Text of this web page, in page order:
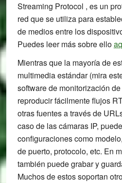
Streaming Protocol , es un
red que se utiliza para
de medios entre los
Puedes leer más sobre ello
Mientras que la mayoría de
multimedia estándar (mira
software de monitorización
reproducir fácilmente flujos
otras fuentes a través de
caso de las cámaras IP,
configuraciones como
de puerto, protocolo, etc. En
también puede grabar y
Muchos de estos soportan